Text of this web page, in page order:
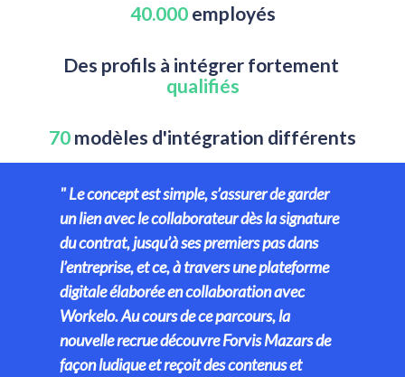
40.000 employés
qualifiés
70 modèles d'intégration différents
" Le concept est simple, s’assurer de garder
un lien avec le collaborateur dès la signature
du contrat, jusqu’à ses premiers pas dans
l’entreprise, et ce, à travers une plateforme
digitale élaborée en collaboration avec
Workelo. Au cours de ce parcours, la
nouvelle recrue découvre Forvis Mazars de
façon ludique et reçoit des contenus et